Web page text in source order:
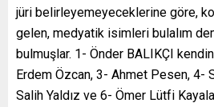
jüri belirleyemeyeceklerine göre,
gelen, medyatik isimleri bulalım
bulmuşlar. 1- Önder BALIKÇI
Erdem Özcan, 3- Ahmet Pesen, 4-
Salih Yaldız ve 6- Ömer Lütfi